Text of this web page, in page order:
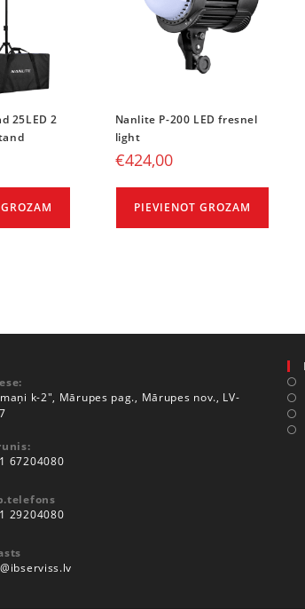
25LED 2
Nanlite P-200 LED fresnel
light
€424,00
PIEVIENOT GROZAM
k-2", Mārupes pag., Mārupes nov., LV-
67204080
29204080